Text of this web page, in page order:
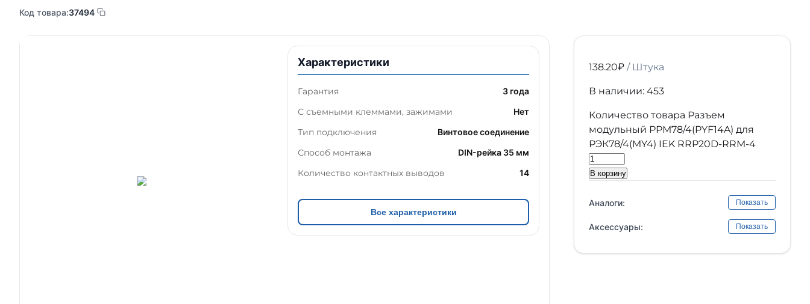
Код товара:37494
Характеристики
Гарантия 3 года
С съемными клеммами, зажимами Нет
Тип подключения Винтовое соединение
Способ монтажа DIN-рейка 35 мм
Количество контактных выводов 14
Все характеристики
138.20₽ / Штука
В наличии: 453
Количество товара Разъем
модульный РРМ78/4(PYF14A) для
РЭК78/4(MY4) IEK RRP20D-RRM-4
В корзину
Аналоги: Показать
Аксессуары: Показать